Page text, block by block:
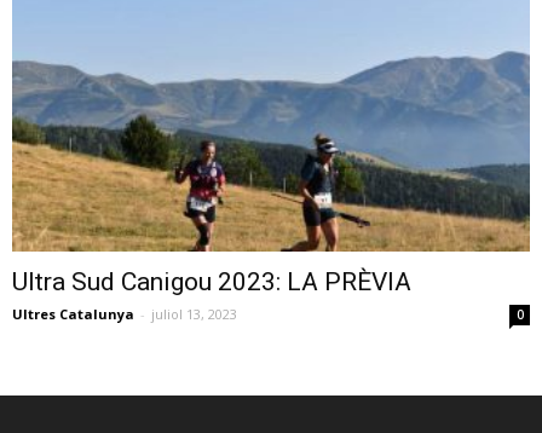
Ultra Sud Canigou 2023: LA PRÈVIA
Ultres Catalunya - juliol 13, 2023 0